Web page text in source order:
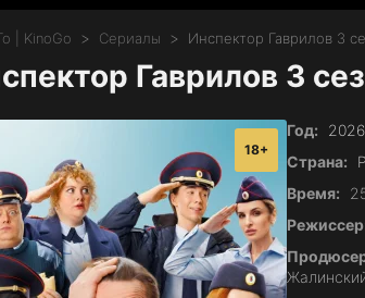
| KinoGo Сериалы Инспектор Гаврилов 3
Гаврилов 3
18+
Год:
2026
Страна:
Время: